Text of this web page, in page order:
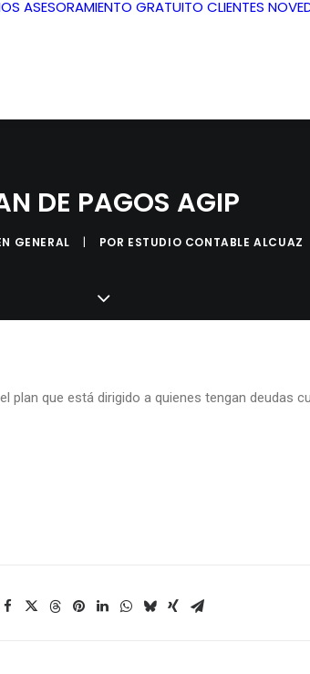
ASESORAMIENTO GRATUITO CLIENTES
DE PAGOS AGIP
GENERAL | POR ESTUDIO CONTABLE ALCUAZ
plan que está dirigido a quienes tengan deudas